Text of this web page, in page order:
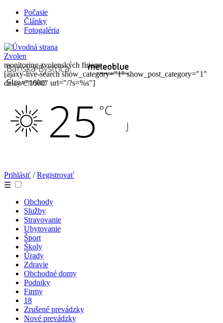
Počasie
Články
Fotogaléria
Zvolen
monitoring zvolenských firiem
[ajaxy-live-search show_category="1" show_post_category="1"
delay="1000" url="/?s=%s"]
Prihlásiť /Registrovať
☰
Obchody
Služby
Stravovanie
Ubytovanie
Šport
Školy
Úrady
Zdravie
Obchodné domy
Podniky
Firmy
18
Zrušené prevádzky
Nové prevádzky